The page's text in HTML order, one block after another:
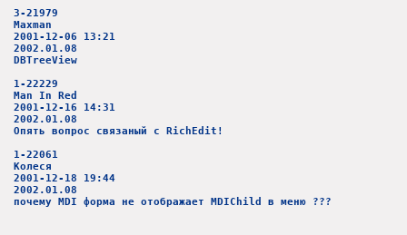
3-21979
Maxman
2001-12-06 13:21
2002.01.08
DBTreeView
1-22229
Man In Red
2001-12-16 14:31
2002.01.08
Опять вопрос связаный с RichEdit!
1-22061
Колеся
2001-12-18 19:44
2002.01.08
почему MDI форма не отображает MDIChild в меню ???